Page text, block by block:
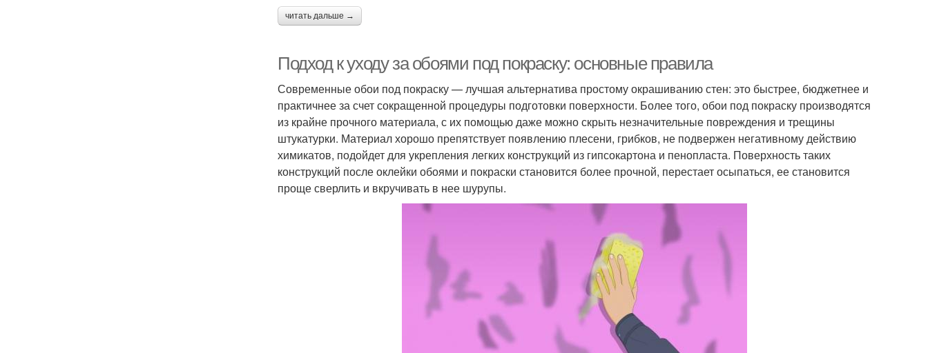
читать дальше →
Подход к уходу за обоями под покраску: основные правила
Современные обои под покраску — лучшая альтернатива простому окрашиванию стен: это быстрее, бюджетнее и
практичнее за счет сокращенной процедуры подготовки поверхности. Более того, обои под покраску производятся
из крайне прочного материала, с их помощью даже можно скрыть незначительные повреждения и трещины
штукатурки. Материал хорошо препятствует появлению плесени, грибков, не подвержен негативному действию
химикатов, подойдет для укрепления легких конструкций из гипсокартона и пенопласта. Поверхность таких
конструкций после оклейки обоями и покраски становится более прочной, перестает осыпаться, ее становится
проще сверлить и вкручивать в нее шурупы.